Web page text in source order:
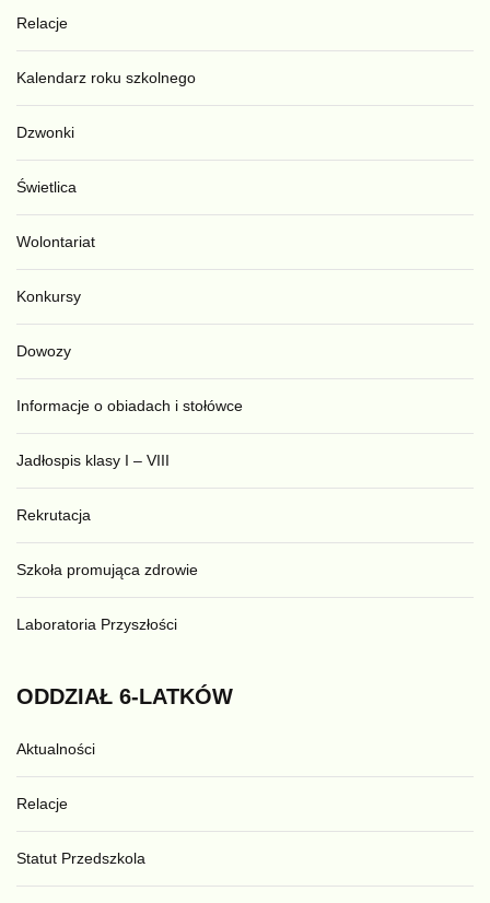
Relacje
Kalendarz roku szkolnego
Dzwonki
Świetlica
Wolontariat
Konkursy
Dowozy
Informacje o obiadach i stołówce
Jadłospis klasy I – VIII
Rekrutacja
Szkoła promująca zdrowie
Laboratoria Przyszłości
ODDZIAŁ 6-LATKÓW
Aktualności
Relacje
Statut Przedszkola